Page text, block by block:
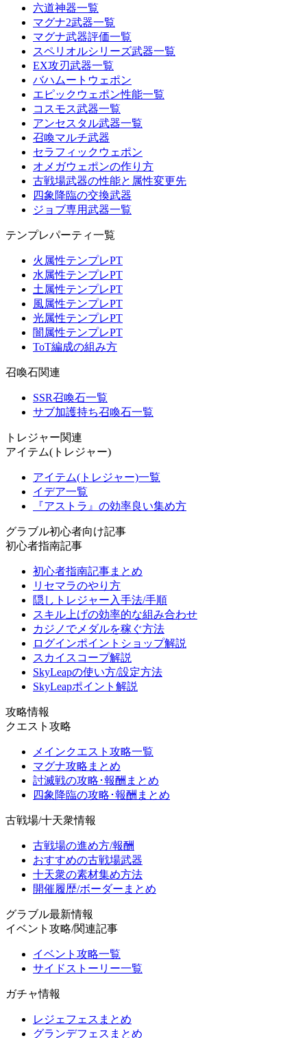
六道神器一覧
マグナ2武器一覧
マグナ武器評価一覧
スペリオルシリーズ武器一覧
EX攻刃武器一覧
バハムートウェポン
エピックウェポン性能一覧
コスモス武器一覧
アンセスタル武器一覧
召喚マルチ武器
セラフィックウェポン
オメガウェポンの作り方
古戦場武器の性能と属性変更先
四象降臨の交換武器
ジョブ専用武器一覧
テンプレパーティ一覧
火属性テンプレPT
水属性テンプレPT
土属性テンプレPT
風属性テンプレPT
光属性テンプレPT
闇属性テンプレPT
ToT編成の組み方
召喚石関連
SSR召喚石一覧
サブ加護持ち召喚石一覧
トレジャー関連
アイテム(トレジャー)
アイテム(トレジャー)一覧
イデア一覧
『アストラ』の効率良い集め方
グラブル初心者向け記事
初心者指南記事
初心者指南記事まとめ
リセマラのやり方
隠しトレジャー入手法/手順
スキル上げの効率的な組み合わせ
カジノでメダルを稼ぐ方法
ログインポイントショップ解説
スカイスコープ解説
SkyLeapの使い方/設定方法
SkyLeapポイント解説
攻略情報
クエスト攻略
メインクエスト攻略一覧
マグナ攻略まとめ
討滅戦の攻略･報酬まとめ
四象降臨の攻略･報酬まとめ
古戦場/十天衆情報
古戦場の進め方/報酬
おすすめの古戦場武器
十天衆の素材集め方法
開催履歴/ボーダーまとめ
グラブル最新情報
イベント攻略/関連記事
イベント攻略一覧
サイドストーリー一覧
ガチャ情報
レジェフェスまとめ
グランデフェスまとめ